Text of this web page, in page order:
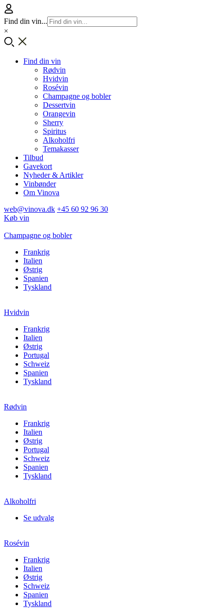
Find din vin...
×
Find din vin
Rødvin
Hvidvin
Rosévin
Champagne og bobler
Dessertvin
Orangevin
Sherry
Spiritus
Alkoholfri
Temakasser
Tilbud
Gavekort
Nyheder & Artikler
Vinbønder
Om Vinova
web@vinova.dk +45 60 92 96 30
Køb vin
Champagne og bobler
Frankrig
Italien
Østrig
Spanien
Tyskland
Hvidvin
Frankrig
Italien
Østrig
Portugal
Schweiz
Spanien
Tyskland
Rødvin
Frankrig
Italien
Østrig
Portugal
Schweiz
Spanien
Tyskland
Alkoholfri
Se udvalg
Rosévin
Frankrig
Italien
Østrig
Schweiz
Spanien
Tyskland